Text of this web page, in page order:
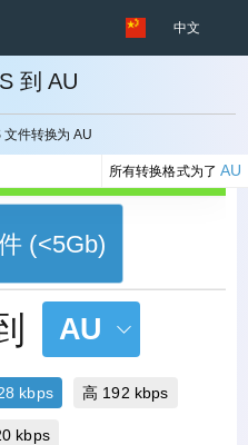
中文
到 AU
件转换为 AU
所有转换格式为了AU
(<5Gb)
AU
kbps 高 192 kbps
kbps